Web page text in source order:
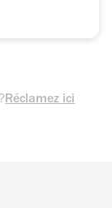
Réclamez ici